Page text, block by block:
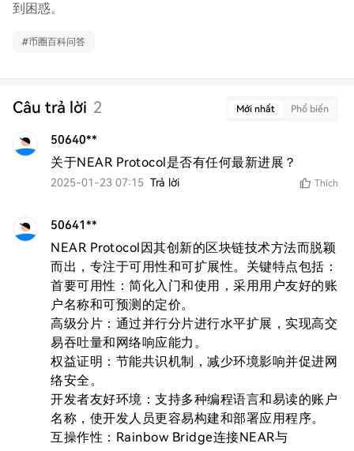
到困惑。
#币圈百科问答
Câu trả lời 2 Mới nhất Phổ biến
50640**
关于NEAR Protocol是否有任何最新进展？
2025-01-23 07:15 Trả lời Thích
50641**
NEAR Protocol因其创新的区块链技术方法而脱颖
而出，专注于可用性和可扩展性。关键特点包括：
首要可用性：简化入门和使用，采用用户友好的账
户名称和可预测的定价。
高级分片：通过并行分片进行水平扩展，实现高交
易吞吐量和网络响应能力。
权益证明：节能共识机制，减少环境影响并促进网
络安全。
开发者友好环境：支持多种编程语言和易读的账户
名称，使开发人员更容易构建和部署应用程序。
互操作性：Rainbow Bridge连接NEAR与